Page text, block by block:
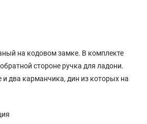
на кодовом замке. В комплекте
стороне ручка для ладони.
и два карманчика, дин из которых на